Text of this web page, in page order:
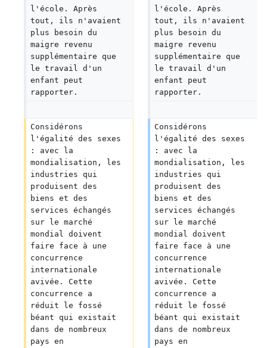
l'école. Après
tout, ils n'avaient
plus besoin du
maigre revenu
supplémentaire que
le travail d'un
enfant peut
rapporter.
l'école. Après
tout, ils n'avaient
plus besoin du
maigre revenu
supplémentaire que
le travail d'un
enfant peut
rapporter.
Considérons
l'égalité des sexes
: avec la
mondialisation, les
industries qui
produisent des
biens et des
services échangés
sur le marché
mondial doivent
faire face à une
concurrence
internationale
avivée. Cette
concurrence a
réduit le fossé
béant qui existait
dans de nombreux
pays en
Considérons
l'égalité des sexes
: avec la
mondialisation, les
industries qui
produisent des
biens et des
services échangés
sur le marché
mondial doivent
faire face à une
concurrence
internationale
avivée. Cette
concurrence a
réduit le fossé
béant qui existait
dans de nombreux
pays en